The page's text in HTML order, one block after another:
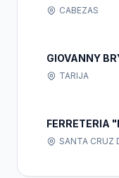
CABEZAS
GIOVANNY
TARIJA
FERRETERIA
SANTA CRUZ